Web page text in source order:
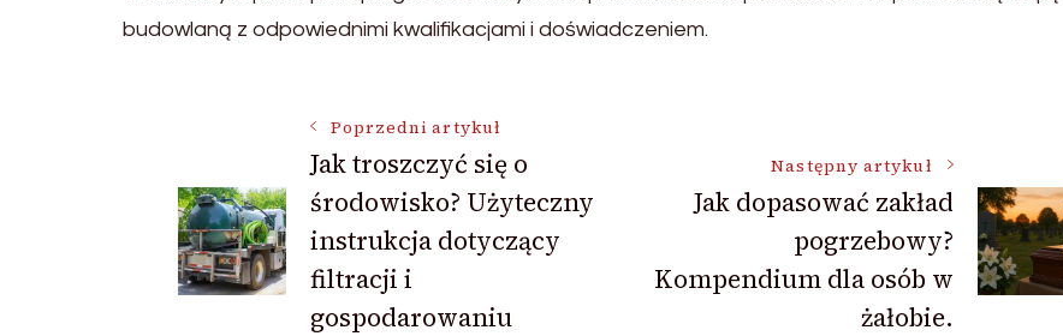
budowlaną z odpowiednimi kwalifikacjami i doświadczeniem.
Nawigacja
wpisu
Poprzedni artykuł
Jak troszczyć się o
środowisko? Użyteczny
instrukcja dotyczący
filtracji i
gospodarowaniu
Następny artykuł
Jak dopasować zakład
pogrzebowy?
Kompendium dla osób w
żałobie.